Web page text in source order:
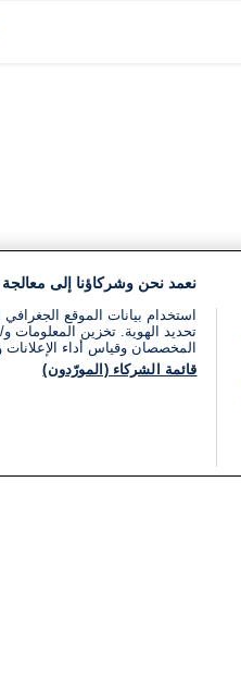
نعمد نحن وشركاؤنا إلى معالجة
استخدام بيانات الموقع
تحديد الهوية. تخزين المعلومات
المخصصان وقياس أداء
قائمة الشركاء (المورّدون)